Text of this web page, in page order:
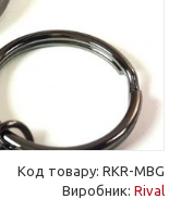
Код товару: RKR-MBG
Виробник: Rival